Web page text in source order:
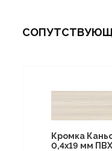
Кромка
0,4х19 мм